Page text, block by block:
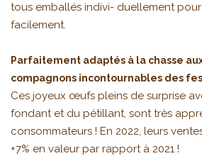
tous emballés indivi- duellement
facilement.
Parfaitement adaptés à la chasse
compagnons incontournables des
Ces joyeux œufs pleins de surprise
fondant et du pétillant, sont très
consommateurs ! En 2022, leurs
+7% en valeur par rapport à 2021 !